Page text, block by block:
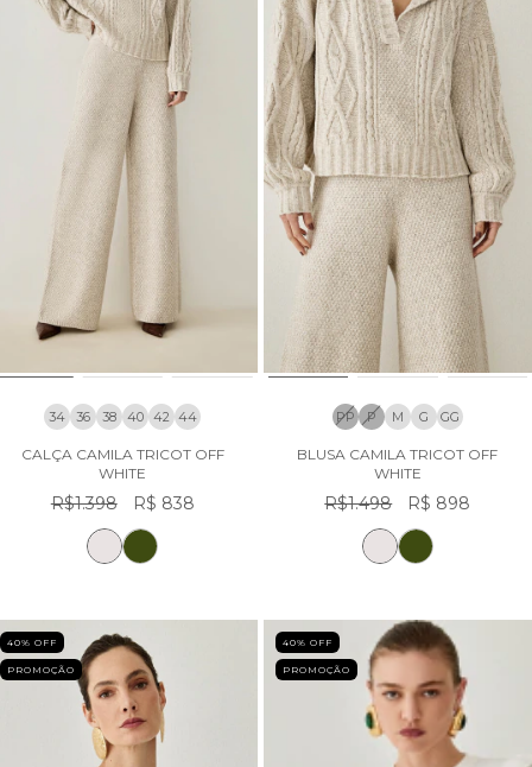
34 36 38 40 42 44
CALÇA CAMILA TRICOT OFF
WHITE
R$1.398 R$ 838
PP P M G GG
BLUSA CAMILA TRICOT OFF
WHITE
R$1.498 R$ 898
40% OFF
PROMOÇÃO
40% OFF
PROMOÇÃO